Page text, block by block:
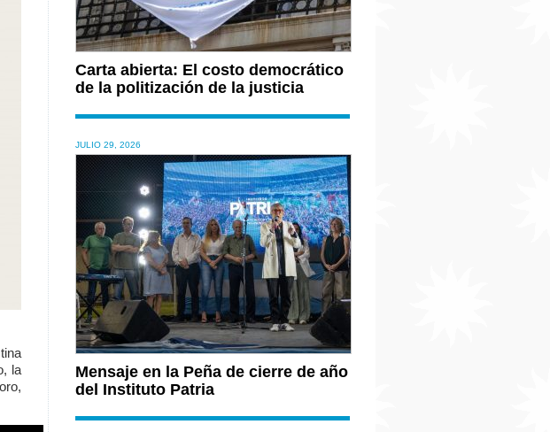
la
Carta abierta: El costo democrático
de la politización de la justicia
JULIO 29, 2026
Mensaje en la Peña de cierre de año
del Instituto Patria